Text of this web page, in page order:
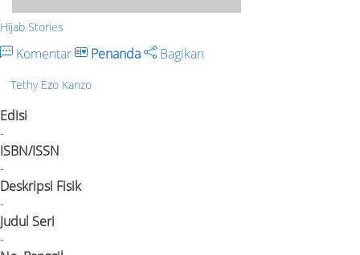
Hijab Stories
Komentar Penanda Bagikan
Tethy Ezo Kanzo
Edisi
-
ISBN/ISSN
-
Deskripsi Fisik
-
Judul Seri
-